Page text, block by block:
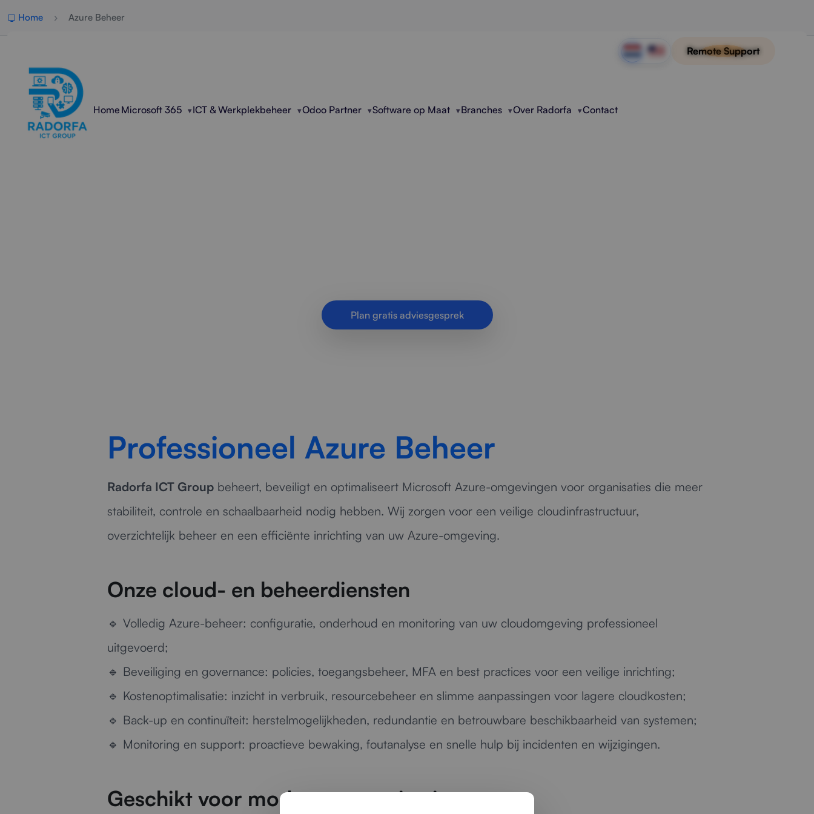
Remote Support
Home Microsoft 365 ICT & Werkplekbeheer Odoo Partner Software op Maat Branches Over Radorfa Contact
Home Azure Beheer
Plan gratis adviesgesprek
Professioneel Azure Beheer
Radorfa ICT Group beheert, beveiligt en optimaliseert Microsoft Azure-omgevingen voor organisaties die meer
stabiliteit, controle en schaalbaarheid nodig hebben. Wij zorgen voor een veilige cloudinfrastructuur,
overzichtelijk beheer en een efficiënte inrichting van uw Azure-omgeving.
Onze cloud- en beheerdiensten
🔹 Volledig Azure-beheer: configuratie, onderhoud en monitoring van uw cloudomgeving professioneel
uitgevoerd;
🔹 Beveiliging en governance: policies, toegangsbeheer, MFA en best practices voor een veilige inrichting;
🔹 Kostenoptimalisatie: inzicht in verbruik, resourcebeheer en slimme aanpassingen voor lagere cloudkosten;
🔹 Back-up en continuïteit: herstelmogelijkheden, redundantie en betrouwbare beschikbaarheid van systemen;
🔹 Monitoring en support: proactieve bewaking, foutanalyse en snelle hulp bij incidenten en wijzigingen.
Geschikt voor moderne organisaties